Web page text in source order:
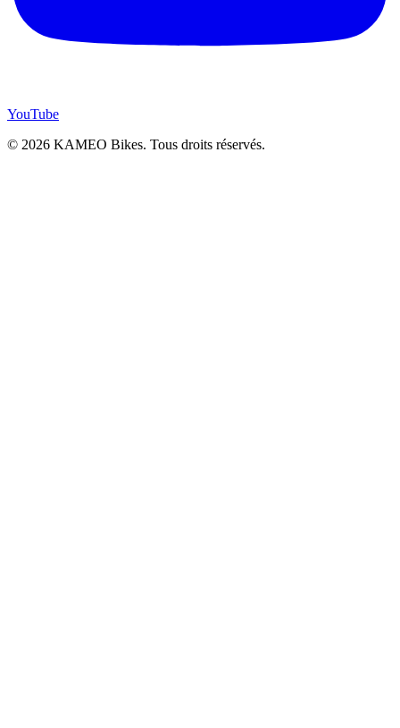
YouTube
© 2026 KAMEO Bikes. Tous droits réservés.